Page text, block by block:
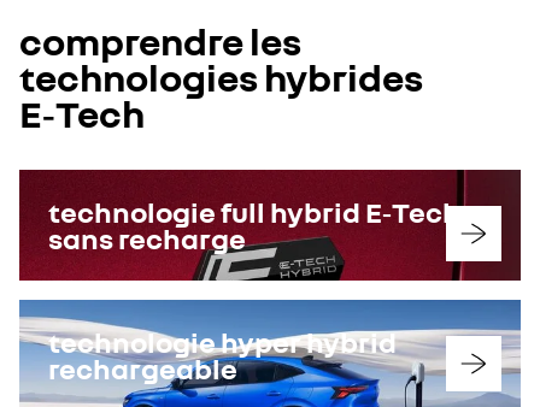
comprendre les
technologies hybrides
E‑Tech
technologie full hybrid E‑Tech
sans recharge
technologie hyper hybrid
rechargeable